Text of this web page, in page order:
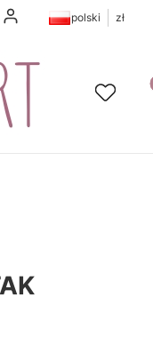
Zaloguj siępolski zł
Ulubione